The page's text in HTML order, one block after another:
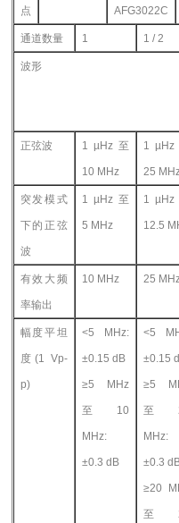
点 AFG3022C
通道数量 1 1 / 2
波形
正弦波 1 µHz 至
10 MHz
1 µHz
25
突发模式
下的正弦
波
1 µHz 至
5 MHz
1 µHz
12.5
有效大频
率输出
10 MHz 25
幅度平坦
度(1 Vp-
p)
<5 MHz:
±0.15 dB
≥5 MHz
至 10
MHz:
±0.3 dB
<5
±0.15
≥5
至
MHz:
±0.3
≥20
至